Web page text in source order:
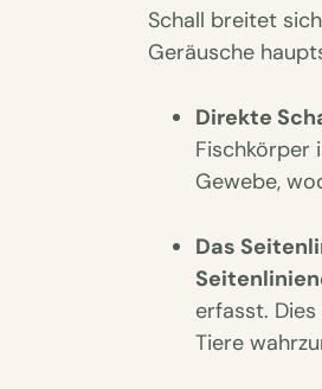
Schall breitet
Geräusche
Direkte
Fischkörper
Gewebe,
Das
erfasst.
Tiere